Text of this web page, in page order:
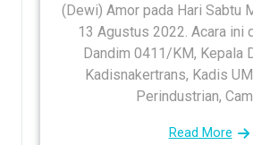
(Dewi) Amor pada Hari Sabtu
13 Agustus 2022. Acara ini
Dandim 0411/KM, Kepala
Kadisnakertrans, Kadis
Perindustrian,
Read More